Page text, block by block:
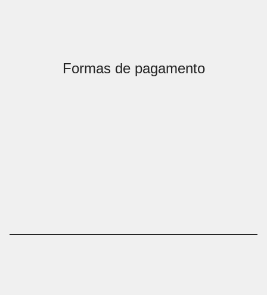
Formas de pagamento